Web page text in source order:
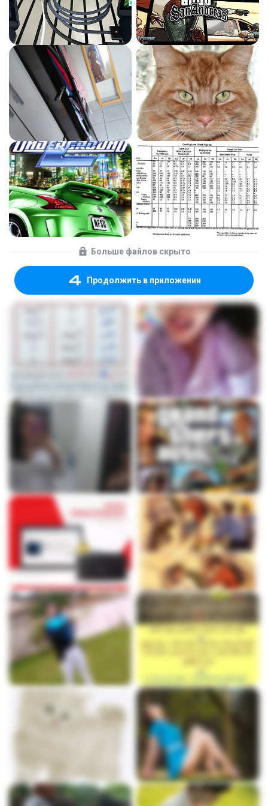
Больше файлов скрыто
Продолжить в приложении